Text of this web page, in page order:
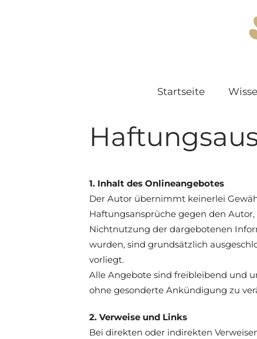
Startseite
1. Inhalt des Onlineangebotes
Der Autor übernimmt keinerlei
Haftungsansprüche gegen den
Nichtnutzung der dargebotenen
wurden, sind grundsätzlich
vorliegt.
Alle Angebote sind freibleibend und
ohne gesonderte Ankündigung zu
2. Verweise und Links
Bei direkten oder indirekten